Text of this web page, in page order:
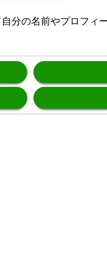
分の名前やプロフィ